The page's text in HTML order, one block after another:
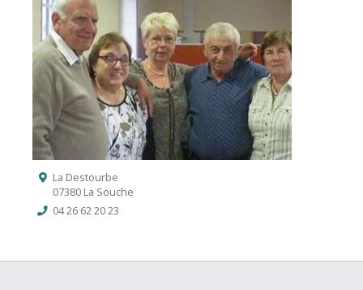
La Destourbe
07380 La Souche
04 26 62 20 23